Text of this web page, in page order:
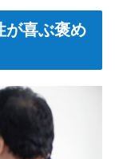
が喜ぶ褒め